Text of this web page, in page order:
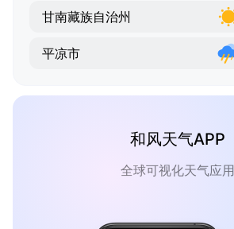
甘南藏族自治州
平凉市
和风天气APP
全球可视化天气应用